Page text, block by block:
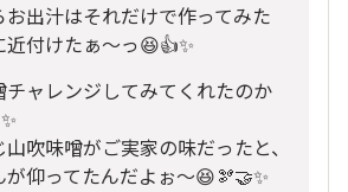
出汁はそれだけで作ってみた
付けたぁ〜っ😆👍✨
チャレンジしてみてくれたのか
吹味噌がご実家の味だったと、
仰ってたんだよぉ〜😆🫘🤝✨